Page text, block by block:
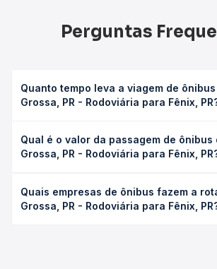
Perguntas
Quanto tempo leva a viagem de
Grossa, PR - Rodoviária para Fênix,
Fênix, PR leva em média 6h 5min,
conforme a viação, o tipo de serviço
duração exata de cada opção na data
Qual é o valor da passagem de ônibus
Grossa, PR - Rodoviária para Fênix,
Rodoviária para Fênix, PR custa em média
varia conforme a data da viagem, a
Quais empresas de ônibus fazem a
Grossa, PR - Rodoviária para Fênix,